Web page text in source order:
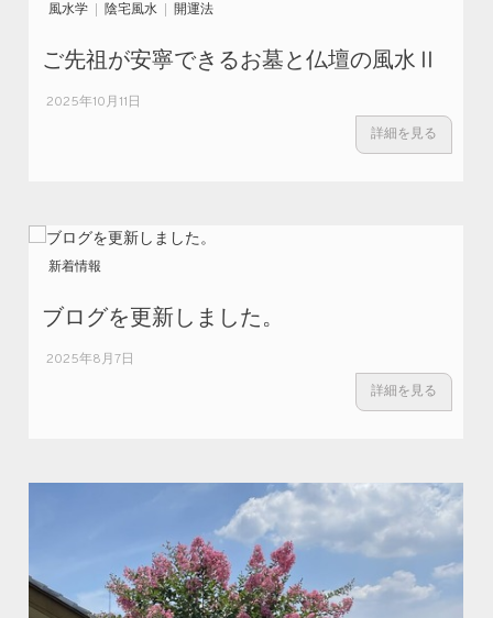
風水学 陰宅風水 開運法
ご先祖が安寧できるお墓と仏壇の風水Ⅱ
2025年10月11日
詳細を見る
新着情報
ブログを更新しました。
2025年8月7日
詳細を見る